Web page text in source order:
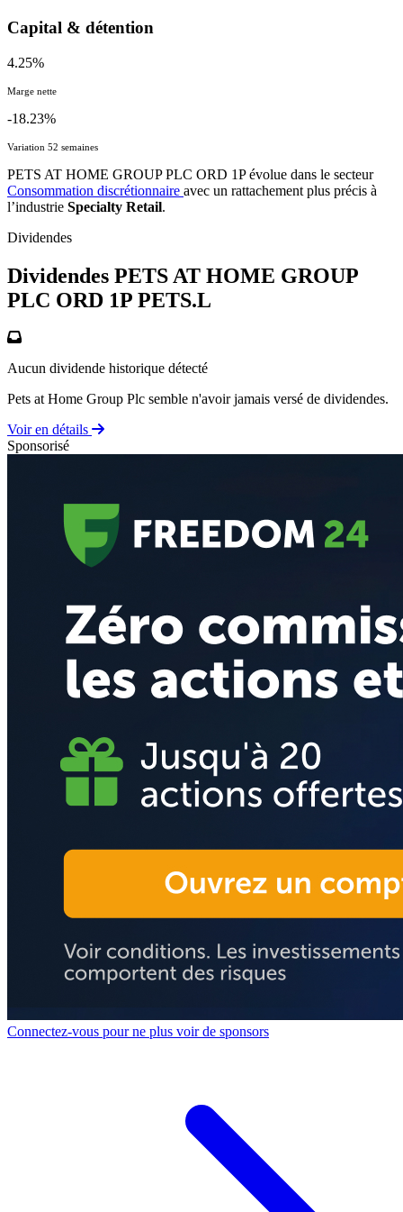
Capital & détention
4.25%
Marge nette
-18.23%
Variation 52 semaines
PETS AT HOME GROUP PLC ORD 1P évolue dans le secteur
Consommation discrétionnaire avec un rattachement plus précis à
l’industrie Specialty Retail.
Dividendes
Dividendes PETS AT HOME GROUP
PLC ORD 1P PETS.L
Aucun dividende historique détecté
Pets at Home Group Plc semble n'avoir jamais versé de dividendes.
Voir en détails
Sponsorisé
Connectez-vous pour ne plus voir de sponsors